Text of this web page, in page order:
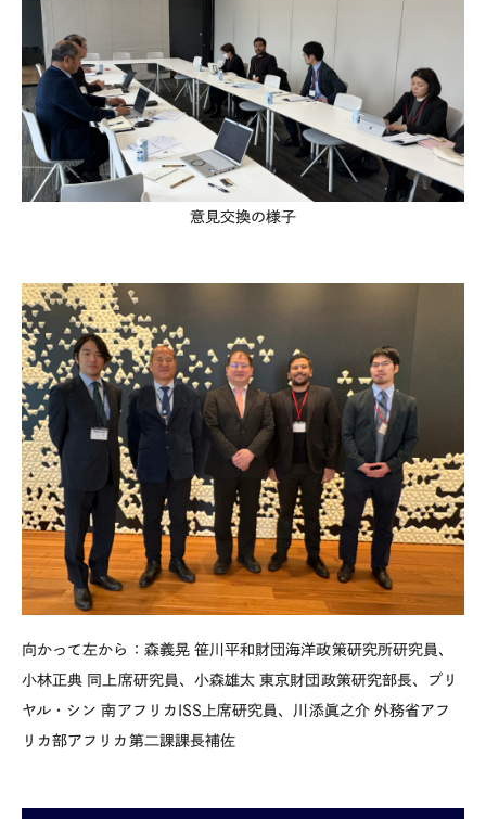
意見交換の様子
向かって左から：森義晃 笹川平和財団海洋政策研究所研究員、
小林正典 同上席研究員、小森雄太 東京財団政策研究部長、プリ
ヤル・シン 南アフリカISS上席研究員、川添眞之介 外務省アフ
リカ部アフリカ第二課課長補佐